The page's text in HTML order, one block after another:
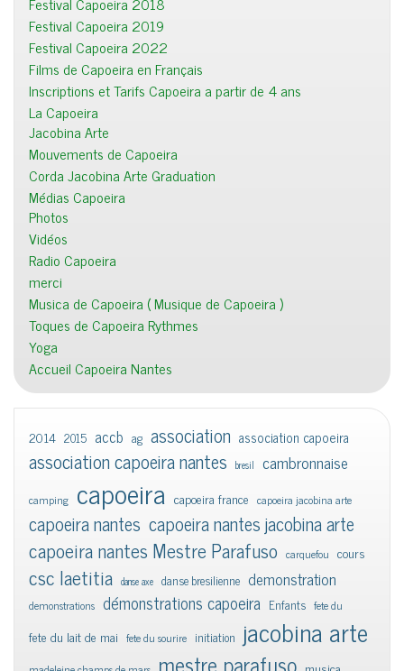
Festival Capoeira 2019
Festival Capoeira 2022
Films de Capoeira en Français
Inscriptions et Tarifs Capoeira a partir de 4 ans
La Capoeira
Jacobina Arte
Mouvements de Capoeira
Corda Jacobina Arte Graduation
Médias Capoeira
Photos
Vidéos
Radio Capoeira
merci
Musica de Capoeira ( Musique de Capoeira )
Toques de Capoeira Rythmes
Yoga
Accueil Capoeira Nantes
2014 2015 accb ag association association capoeira
association capoeira nantes bresil cambronnaise
camping capoeira capoeira france capoeira jacobina arte
capoeira nantes capoeira nantes jacobina arte
capoeira nantes Mestre Parafuso carquefou cours
csc laetitia danse axe danse bresilienne demonstration
demonstrations démonstrations capoeira Enfants fete du
fete du lait de mai fete du sourire initiation jacobina arte